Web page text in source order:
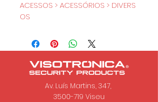
ACESSOS > ACESSÓRIOS > DIVERS
OS
Av. Luís Martins, 347,
3500-719 Viseu